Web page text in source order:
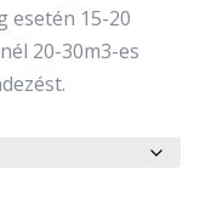
esetén 15-20
20-30m3-es